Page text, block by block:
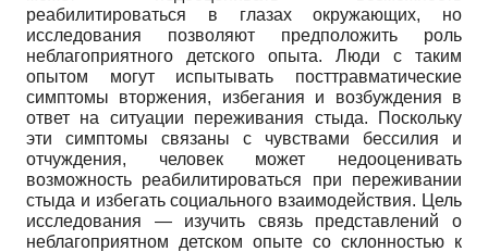
реабилитироваться в глазах окружающих, но
исследования позволяют предположить роль
неблагоприятного детского опыта. Люди с таким
опытом могут испытывать посттравматические
симптомы вторжения, избегания и возбуждения в
ответ на ситуации переживания стыда. Поскольку
эти симптомы связаны с чувствами бессилия и
отчуждения, человек может недооценивать
возможность реабилитироваться при переживании
стыда и избегать социального взаимодействия. Цель
исследования — изучить связь представлений о
неблагоприятном детском опыте со склонностью к